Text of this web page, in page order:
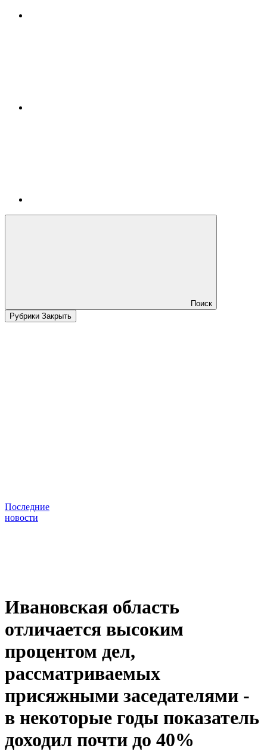
Поиск
Рубрики Закрыть
Последние
новости
Ивановская область
отличается высоким
процентом дел,
рассматриваемых
присяжными заседателями -
в некоторые годы показатель
доходил почти до 40%